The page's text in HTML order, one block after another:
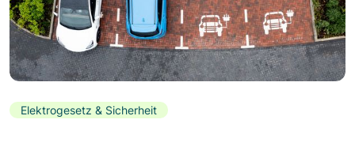
Elektrogesetz & Sicherheit